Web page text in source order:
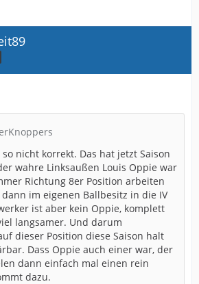
nicht korrekt. Das hat jetzt Saison
wahre Linksaußen Louis Oppie war
Richtung 8er Position arbeiten
im eigenen Ballbesitz in die IV
ist aber kein Oppie, komplett
langsamer. Und darum
dieser Position diese Saison halt
Dass Oppie auch einer war, der
dann einfach mal einen rein
dazu.